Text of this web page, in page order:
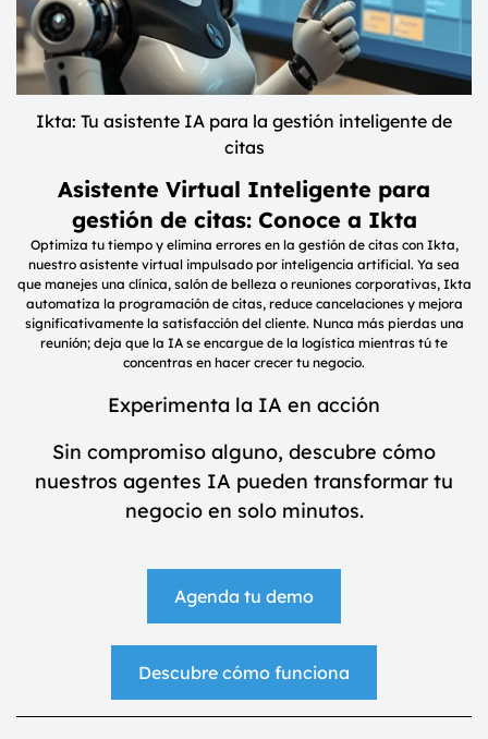
Ikta: Tu asistente IA para la gestión inteligente de
citas
Asistente Virtual Inteligente para
gestión de citas: Conoce a Ikta
Optimiza tu tiempo y elimina errores en la gestión de citas con Ikta,
nuestro asistente virtual impulsado por inteligencia artificial. Ya sea
que manejes una clínica, salón de belleza o reuniones corporativas, Ikta
automatiza la programación de citas, reduce cancelaciones y mejora
significativamente la satisfacción del cliente. Nunca más pierdas una
reunión; deja que la IA se encargue de la logística mientras tú te
concentras en hacer crecer tu negocio.
Experimenta la IA en acción
Sin compromiso alguno, descubre cómo
nuestros agentes IA pueden transformar tu
negocio en solo minutos.
Agenda tu demo
Descubre cómo funciona